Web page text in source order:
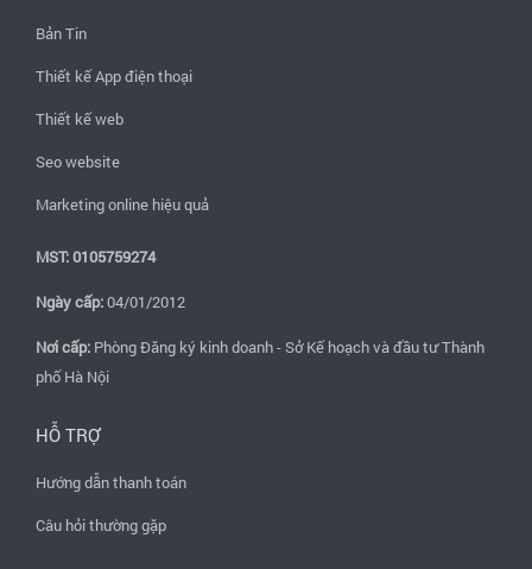
Bản Tin
Thiết kế App điện thoại
Thiết kế web
Seo website
Marketing online hiệu quả
MST: 0105759274
Ngày cấp:04/01/2012
Nơi cấp: Phòng Đăng ký kinh doanh - Sở Kế hoạch và đầu tư Thành
phố Hà Nội
HỖ TRỢ
Hướng dẫn thanh toán
Câu hỏi thường gặp